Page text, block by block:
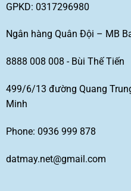
GPKD: 0317296980
Ngân hàng Quân Đội – MB
8888 008 008 - Bùi Thế Tiến
499/6/13 đường Quang
Minh
Phone: 0936 999 878
datmay.net@gmail.com